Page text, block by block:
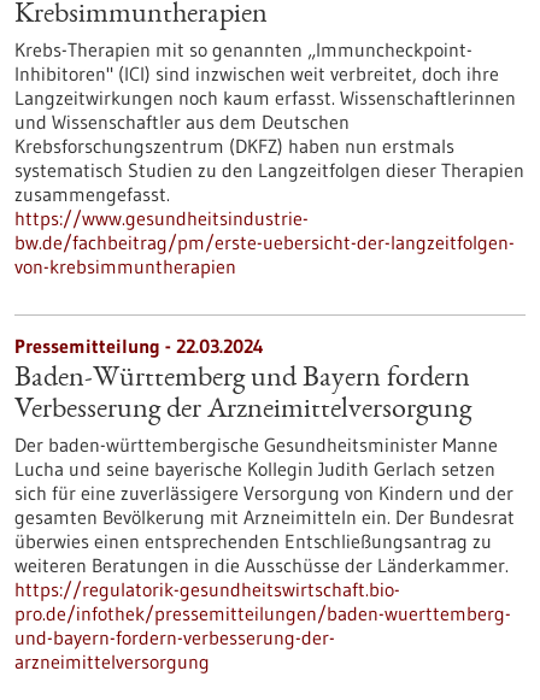
Krebsimmuntherapien
Krebs-Therapien mit so genannten „Immuncheckpoint-
Inhibitoren" (ICI) sind inzwischen weit verbreitet, doch ihre
Langzeitwirkungen noch kaum erfasst. Wissenschaftlerinnen
und Wissenschaftler aus dem Deutschen
Krebsforschungszentrum (DKFZ) haben nun erstmals
systematisch Studien zu den Langzeitfolgen dieser Therapien
zusammengefasst.
https://www.gesundheitsindustrie-
bw.de/fachbeitrag/pm/erste-uebersicht-der-langzeitfolgen-
von-krebsimmuntherapien
Pressemitteilung - 22.03.2024
Baden-Württemberg und Bayern fordern
Verbesserung der Arzneimittelversorgung
Der baden-württembergische Gesundheitsminister Manne
Lucha und seine bayerische Kollegin Judith Gerlach setzen
sich für eine zuverlässigere Versorgung von Kindern und der
gesamten Bevölkerung mit Arzneimitteln ein. Der Bundesrat
überwies einen entsprechenden Entschließungsantrag zu
weiteren Beratungen in die Ausschüsse der Länderkammer.
https://regulatorik-gesundheitswirtschaft.bio-
pro.de/infothek/pressemitteilungen/baden-wuerttemberg-
und-bayern-fordern-verbesserung-der-
arzneimittelversorgung